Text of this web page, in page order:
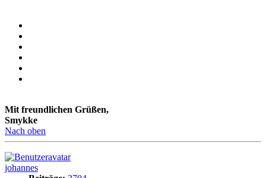
Mit freundlichen Grüßen,
Smykke
Nach oben
johannes